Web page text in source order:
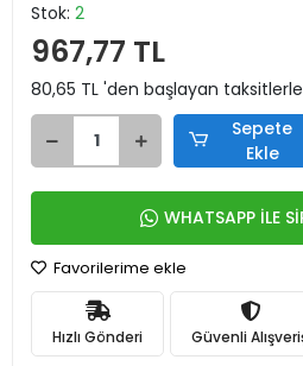
Stok: 2
967,77 TL
80,65 TL 'den başlayan taksitlerle
Sepete
Ekle
WHATSAPP İLE
Favorilerime ekle
Hızlı Gönderi Güvenli